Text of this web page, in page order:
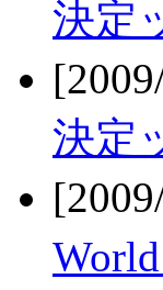
決定
決定